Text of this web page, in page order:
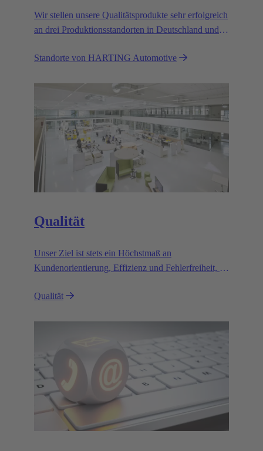
Wir stellen unsere Qualitätsprodukte sehr erfolgreich
an drei Produktionsstandorten in Deutschland und
Standorten.
Standorte von HARTING Automotive
Qualität
Unser Ziel ist stets ein Höchstmaß an
Kundenorientierung, Effizienz und Fehlerfreiheit, so
Kunden ist für uns eines ganz maßgeblich, nämlich
Qualität